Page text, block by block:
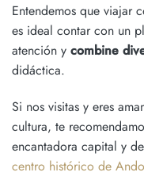
Entendemos que viajar
es ideal contar con un
atención y combine
didáctica.
Si nos visitas y eres
cultura, te
encantadora capital y
centro histórico de